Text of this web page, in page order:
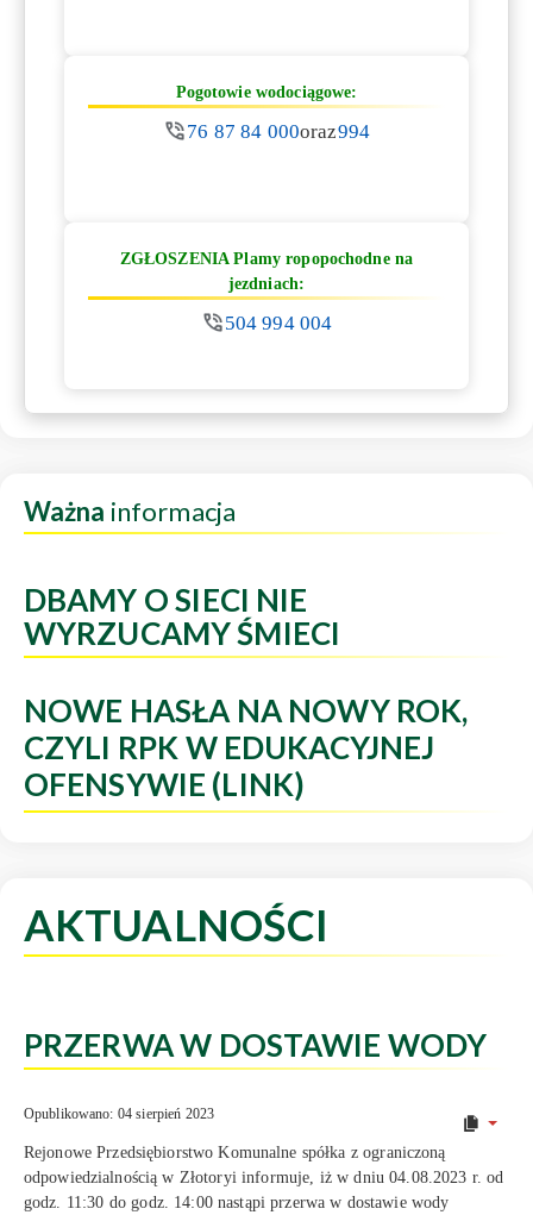
Pogotowie wodociągowe:
76 87 84 000oraz994
ZGŁOSZENIA Plamy ropopochodne na
jezdniach:
504 994 004
Ważna informacja
DBAMY O SIECI NIE
WYRZUCAMY ŚMIECI
NOWE HASŁA NA NOWY ROK,
CZYLI RPK W EDUKACYJNEJ
OFENSYWIE (LINK)
AKTUALNOŚCI
PRZERWA W DOSTAWIE WODY
Opublikowano: 04 sierpień 2023
Rejonowe Przedsiębiorstwo Komunalne spółka z ograniczoną
odpowiedzialnością w Złotoryi informuje, iż w dniu 04.08.2023 r. od
godz. 11:30 do godz. 14:00 nastąpi przerwa w dostawie wody